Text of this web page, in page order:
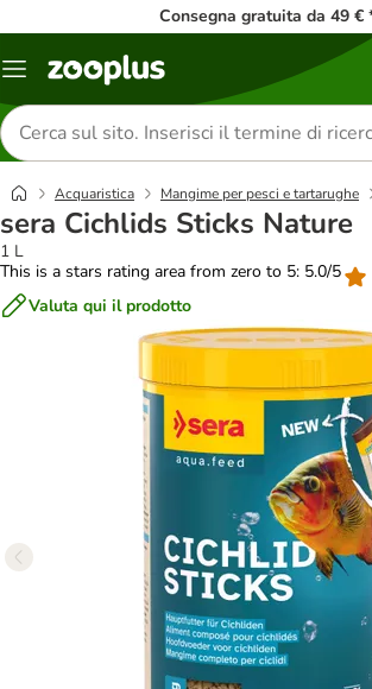
Consegna gratuita da 49 €
Overview
Cerca
prodotti
Acquaristica Mangime per pesci e tartarughe
sera Cichlids Sticks Nature
1 L
This is a stars rating area from zero to 5: 5.0/5
Valuta qui il prodotto